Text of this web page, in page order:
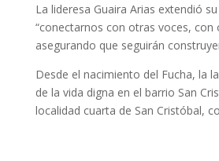
La lideresa Guaira Arias extendió
“conectarnos con otras voces, con
asegurando que seguirán
Desde el nacimiento del Fucha, la
de la vida digna en el barrio San
localidad cuarta de San Cristóbal,